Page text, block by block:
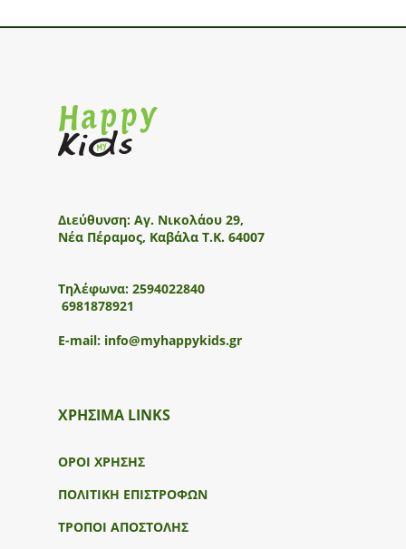
Διεύθυνση: Αγ. Νικολάου 29,
Νέα Πέραμος, Καβάλα Τ.Κ. 64007
Τηλέφωνα: 2594022840
6981878921
E-mail: info@myhappykids.gr
ΧΡΗΣΙΜΑ LINKS
ΟΡΟΙ ΧΡΗΣΗΣ
ΠΟΛΙΤΙΚΗ ΕΠΙΣΤΡΟΦΩΝ
ΤΡΟΠΟΙ ΑΠΟΣΤΟΛΗΣ